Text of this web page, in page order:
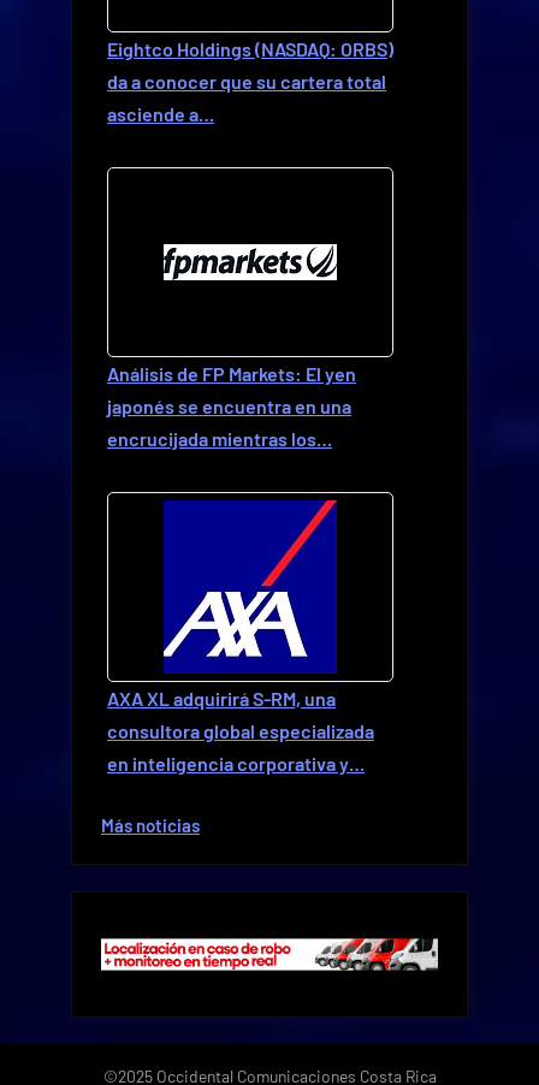
Eightco Holdings (NASDAQ: ORBS)
da a conocer que su cartera total
asciende a…
Análisis de FP Markets: El yen
japonés se encuentra en una
encrucijada mientras los…
AXA XL adquirirá S-RM, una
consultora global especializada
en inteligencia corporativa y…
Más noticias
©2025 Occidental Comunicaciones Costa Rica